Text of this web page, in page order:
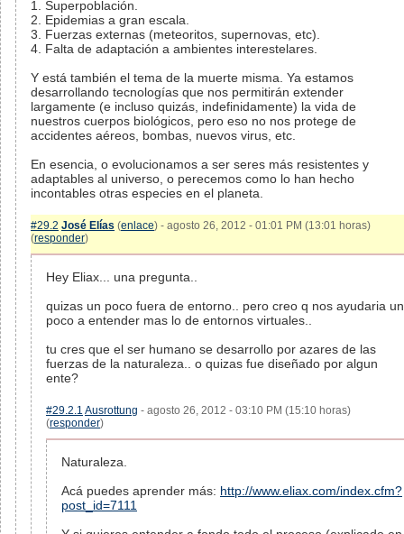
1. Superpoblación.
2. Epidemias a gran escala.
3. Fuerzas externas (meteoritos, supernovas, etc).
4. Falta de adaptación a ambientes interestelares.
Y está también el tema de la muerte misma. Ya estamos
desarrollando tecnologías que nos permitirán extender
largamente (e incluso quizás, indefinidamente) la vida de
nuestros cuerpos biológicos, pero eso no nos protege de
accidentes aéreos, bombas, nuevos virus, etc.
En esencia, o evolucionamos a ser seres más resistentes y
adaptables al universo, o perecemos como lo han hecho
incontables otras especies en el planeta.
#29.2 José Elías (enlace) - agosto 26, 2012 - 01:01 PM (13:01 horas)
(responder)
Hey Eliax... una pregunta..
quizas un poco fuera de entorno.. pero creo q nos ayudaria un
poco a entender mas lo de entornos virtuales..
tu cres que el ser humano se desarrollo por azares de las
fuerzas de la naturaleza.. o quizas fue diseñado por algun
ente?
#29.2.1 Ausrottung - agosto 26, 2012 - 03:10 PM (15:10 horas)
(responder)
Naturaleza.
Acá puedes aprender más: http://www.eliax.com/index.cfm?
post_id=7111